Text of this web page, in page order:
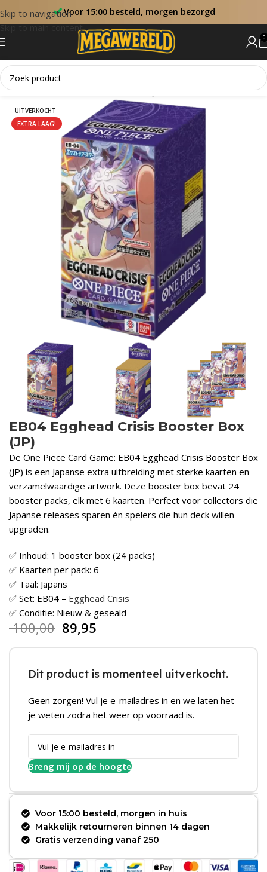
Skip to navigation
Skip to main content
Voor 15:00 besteld, morgen bezorgd
0
Home Sets EB04 Egghead Crisis (JP)
UITVERKOCHT
EXTRA LAAG!
EB04 Egghead Crisis Booster Box
(JP)
De One Piece Card Game: EB04 Egghead Crisis Booster Box
(JP) is een Japanse extra uitbreiding met sterke kaarten en
verzamelwaardige artwork. Deze booster box bevat 24
booster packs, elk met 6 kaarten. Perfect voor collectors die
Japanse releases sparen én spelers die hun deck willen
upgraden.
✅ Inhoud: 1 booster box (24 packs)
✅ Kaarten per pack: 6
✅ Taal: Japans
✅ Set: EB04 – Egghead Crisis
✅ Conditie: Nieuw & geseald
100,00 89,95
Dit product is momenteel uitverkocht.
Geen zorgen! Vul je e-mailadres in en we laten het
je weten zodra het weer op voorraad is.
Breng mij op de hoogte
Voor 15:00 besteld, morgen in huis
Makkelijk retourneren binnen 14 dagen
Gratis verzending vanaf 250